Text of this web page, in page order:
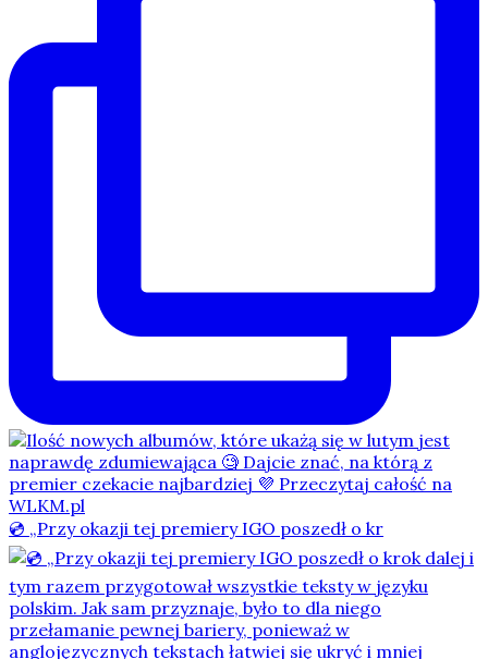
💿 „Przy okazji tej premiery IGO poszedł o kr